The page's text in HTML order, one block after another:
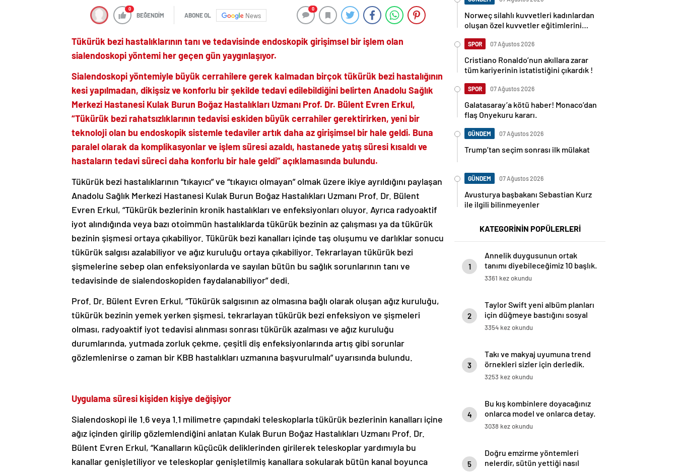
0
BEĞENDİM ABONE OL News
0
Tükürük bezi hastalıklarının tanı ve tedavisinde endoskopik girişimsel bir işlem olan
sialendoskopi yöntemi her geçen gün yaygınlaşıyor.
Sialendoskopi yöntemiyle büyük cerrahilere gerek kalmadan birçok tükürük bezi hastalığının
kesi yapılmadan, dikişsiz ve konforlu bir şekilde tedavi edilebildiğini belirten Anadolu Sağlık
Merkezi Hastanesi Kulak Burun Boğaz Hastalıkları Uzmanı Prof. Dr. Bülent Evren Erkul,
“Tükürük bezi rahatsızlıklarının tedavisi eskiden büyük cerrahiler gerektirirken, yeni bir
teknoloji olan bu endoskopik sistemle tedaviler artık daha az girişimsel bir hale geldi. Buna
paralel olarak da komplikasyonlar ve işlem süresi azaldı, hastanede yatış süresi kısaldı ve
hastaların tedavi süreci daha konforlu bir hale geldi” açıklamasında bulundu.
Tükürük bezi hastalıklarının “tıkayıcı” ve “tıkayıcı olmayan” olmak üzere ikiye ayrıldığını paylaşan
Anadolu Sağlık Merkezi Hastanesi Kulak Burun Boğaz Hastalıkları Uzmanı Prof. Dr. Bülent
Evren Erkul, “Tükürük bezlerinin kronik hastalıkları ve enfeksiyonları oluyor. Ayrıca radyoaktif
iyot alındığında veya bazı otoimmün hastalıklarda tükürük bezinin az çalışması ya da tükürük
bezinin şişmesi ortaya çıkabiliyor. Tükürük bezi kanalları içinde taş oluşumu ve darlıklar sonucu
tükürük salgısı azalabiliyor ve ağız kuruluğu ortaya çıkabiliyor. Tekrarlayan tükürük bezi
şişmelerine sebep olan enfeksiyonlarda ve sayılan bütün bu sağlık sorunlarının tanı ve
tedavisinde de sialendoskopiden faydalanabiliyor” dedi.
Prof. Dr. Bülent Evren Erkul, “Tükürük salgısının az olmasına bağlı olarak oluşan ağız kuruluğu,
tükürük bezinin yemek yerken şişmesi, tekrarlayan tükürük bezi enfeksiyon ve şişmeleri
olması, radyoaktif iyot tedavisi alınması sonrası tükürük azalması ve ağız kuruluğu
durumlarında, yutmada zorluk çekme, çeşitli diş enfeksiyonlarında artış gibi sorunlar
gözlemlenirse o zaman bir KBB hastalıkları uzmanına başvurulmalı” uyarısında bulundu.
Uygulama süresi kişiden kişiye değişiyor
Sialendoskopi ile 1.6 veya 1.1 milimetre çapındaki teleskoplarla tükürük bezlerinin kanalları içine
ağız içinden girilip gözlemlendiğini anlatan Kulak Burun Boğaz Hastalıkları Uzmanı Prof. Dr.
Bülent Evren Erkul, “Kanalların küçücük deliklerinden girilerek teleskoplar yardımıyla bu
kanallar genişletiliyor ve teleskoplar genişletilmiş kanallara sokularak bütün kanal boyunca
Norweç silahlı kuvvetleri kadınlardan
oluşan özel kuvvetler eğitimlerini
SPOR 07 Ağustos 2026
Cristiano Ronaldo’nun akıllara zarar
tüm kariyerinin istatistiğini çıkardık !
SPOR 07 Ağustos 2026
Galatasaray’a kötü haber! Monaco’dan
flaş Onyekuru kararı.
GÜNDEM 07 Ağustos 2026
Trump’tan seçim sonrası ilk mülakat
GÜNDEM 07 Ağustos 2026
Avusturya başbakanı Sebastian Kurz
ile ilgili bilinmeyenler
KATEGORİNİN POPÜLERLERİ
1
Annelik duygusunun ortak
tanımı diyebileceğimiz 10 başlık.
3361 kez okundu
2
Taylor Swift yeni albüm planları
için düğmeye bastığını sosyal
medyadan duyurdu!
3354 kez okundu
3
Takı ve makyaj uyumuna trend
örnekleri sizler için derledik.
3253 kez okundu
4
Bu kış kombinlere doyacağınız
onlarca model ve onlarca detay.
3038 kez okundu
5
Doğru emzirme yöntemleri
nelerdir, sütün yettiği nasıl